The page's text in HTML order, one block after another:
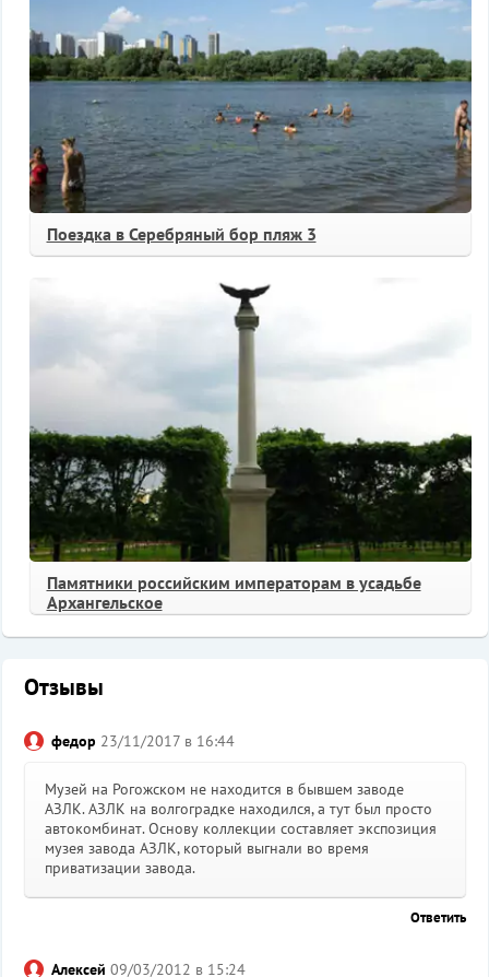
Поездка в Серебряный бор пляж 3
Памятники российским императорам в усадьбе
Архангельское
Отзывы
федор 23/11/2017 в 16:44
Музей на Рогожском не находится в бывшем заводе
АЗЛК. АЗЛК на волгоградке находился, а тут был просто
автокомбинат. Основу коллекции составляет экспозиция
музея завода АЗЛК, который выгнали во время
приватизации завода.
Ответить
Алексей 09/03/2012 в 15:24